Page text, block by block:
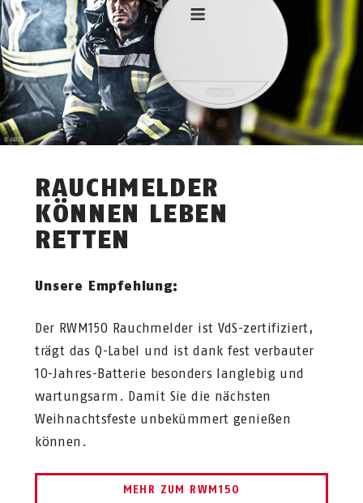
RAUCHMELDER
KÖNNEN LEBEN
RETTEN
Unsere Empfehlung:
Der RWM150 Rauchmelder ist VdS-zertifiziert,
trägt das Q-Label und ist dank fest verbauter
10-Jahres-Batterie besonders langlebig und
wartungsarm. Damit Sie die nächsten
Weihnachtsfeste unbekümmert genießen
können.
MEHR ZUM RWM150